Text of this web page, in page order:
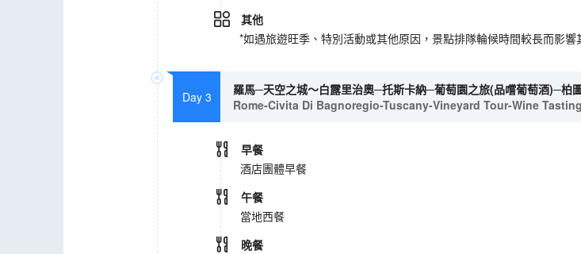
其他
*如遇旅遊旺季、特別活動或其他原因，景點排隊輪候時間較長而影響
Day 3
羅馬─天空之城～白露里治奧─托斯卡納─葡萄園之旅(品嚐葡萄酒)─柏
Rome-Civita Di Bagnoregio-Tuscany-Vineyard Tour-Wine
早餐
酒店團體早餐
午餐
當地西餐
晚餐